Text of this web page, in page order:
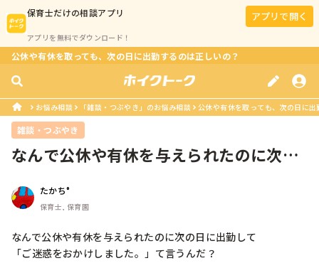
保育士だけの相談アプリ
アプリを無料でダウンロード！
アプリで開く
公休や有休を取っても、次の日に出勤するのは正しいの？
お悩み相談 「雑談・つぶやき」のお悩み相談 公休や有休を取っても、次の日に
雑談・つぶやき
なんで公休や有休を与えられたのに次の
たかち°
保育士, 保育園
なんで公休や有休を与えられたのに次の日に出勤して
「ご迷惑をおかけしました。」て言うんだ？